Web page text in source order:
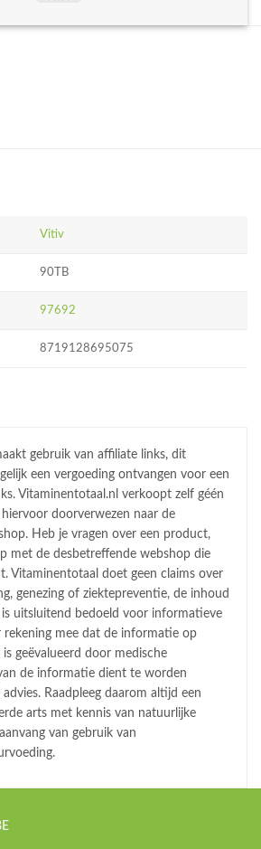
Vitiv
90TB
97692
8719128695075
gebruik van affiliate links, dit
een vergoeding ontvangen voor een
Vitaminentotaal.nl verkoopt zelf géén
doorverwezen naar de
Heb je vragen over een product,
met de desbetreffende webshop die
Vitaminentotaal doet geen claims over
genezing of ziektepreventie, de inhoud
uitsluitend bedoeld voor informatieve
rekening mee dat de informatie op
geëvalueerd door medische
de informatie dient te worden
Raadpleeg daarom altijd een
arts met kennis van natuurlijke
van gebruik van